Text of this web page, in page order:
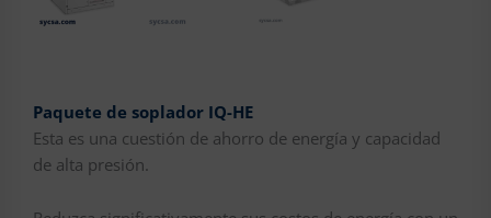
Paquete de soplador IQ-HE
Esta es una cuestión de ahorro de energía y capacidad
de alta presión.